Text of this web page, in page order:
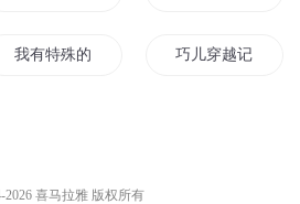
我有特殊的超度技巧 巧儿穿越记
2026 喜马拉雅 版权所有